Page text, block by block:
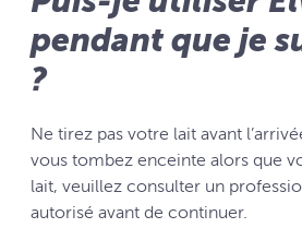
pendant que je
?
Ne tirez pas votre lait avant
vous tombez enceinte alors que
lait, veuillez consulter un
autorisé avant de continuer.